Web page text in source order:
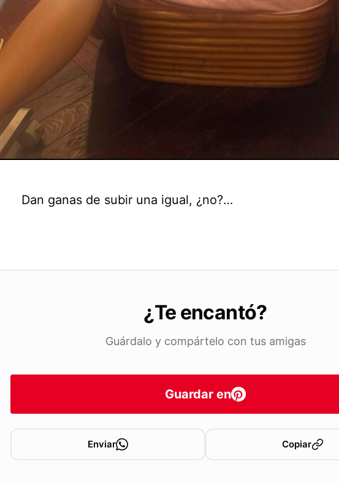
Dan ganas de subir una igual, ¿no?…
¿Te encantó?
Guárdalo y compártelo con tus amigas
Guardar en
Enviar Copiar